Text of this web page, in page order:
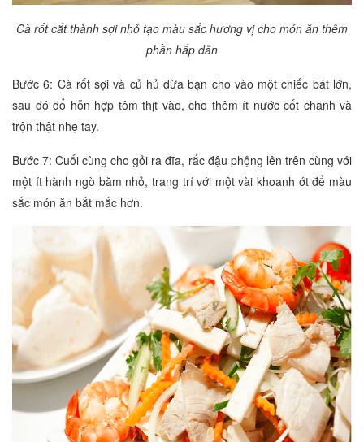
Cà rốt cắt thành sợi nhỏ tạo màu sắc hương vị cho món ăn thêm
phần hấp dẫn
Bước 6: Cà rốt sợi và củ hủ dừa bạn cho vào một chiếc bát lớn,
sau đó đổ hỗn hợp tôm thịt vào, cho thêm ít nước cốt chanh và
trộn thật nhẹ tay.
Bước 7: Cuối cùng cho gỏi ra đĩa, rắc đậu phộng lên trên cùng với
một ít hành ngò băm nhỏ, trang trí với một vài khoanh ớt để màu
sắc món ăn bắt mắc hơn.